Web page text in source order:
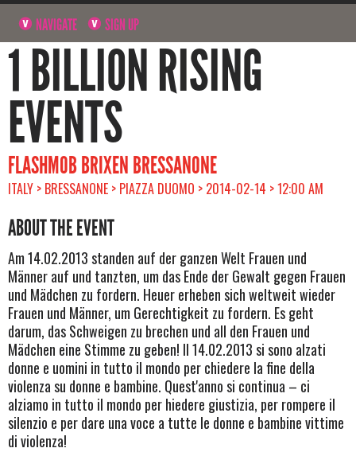
NAVIGATE SIGN UP
1 BILLION RISING
EVENTS
FLASHMOB BRIXEN BRESSANONE
ITALY > BRESSANONE > PIAZZA DUOMO > 2014-02-14 > 12:00 AM
ABOUT THE EVENT
Am 14.02.2013 standen auf der ganzen Welt Frauen und
Männer auf und tanzten, um das Ende der Gewalt gegen Frauen
und Mädchen zu fordern. Heuer erheben sich weltweit wieder
Frauen und Männer, um Gerechtigkeit zu fordern. Es geht
darum, das Schweigen zu brechen und all den Frauen und
Mädchen eine Stimme zu geben! Il 14.02.2013 si sono alzati
donne e uomini in tutto il mondo per chiedere la fine della
violenza su donne e bambine. Quest'anno si continua – ci
alziamo in tutto il mondo per hiedere giustizia, per rompere il
silenzio e per dare una voce a tutte le donne e bambine vittime
di violenza!